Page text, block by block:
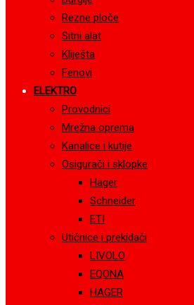
Rezne ploče
Sitni alat
Kliješta
Fenovi
ELEKTRO
Provodnici
Mrežna oprema
Kanalice i kutije
Osigurači i sklopke
Hager
Schneider
ETI
Utičnice i prekidači
LIVOLO
EQONA
HAGER